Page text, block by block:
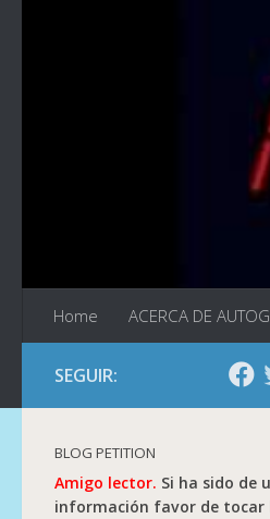
Home ACERCA DE
SEGUIR:
BLOG PETITION
Amigo lector. Si ha sido de
información favor de tocar